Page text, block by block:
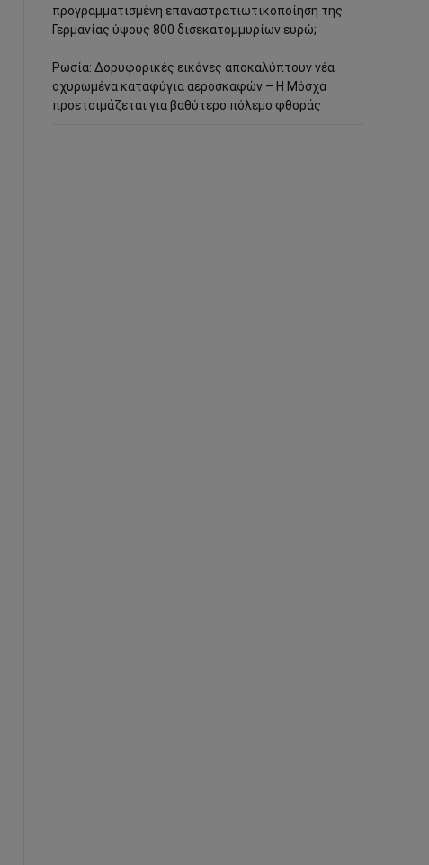
προγραμματισμένη επαναστρατιωτικοποίηση της
Γερμανίας ύψους 800 δισεκατομμυρίων ευρώ;
Ρωσία: Δορυφορικές εικόνες αποκαλύπτουν νέα
οχυρωμένα καταφύγια αεροσκαφών – Η Μόσχα
προετοιμάζεται για βαθύτερο πόλεμο φθοράς